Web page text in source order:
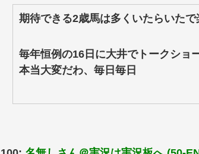
期待できる2歳馬は多くいたらいた
毎年恒例の16日に大井でトークショ
本当大変だわ、毎日毎日